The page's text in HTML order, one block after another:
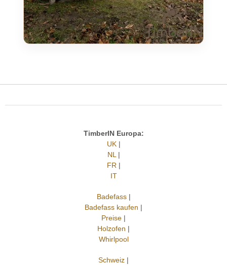
TimberIN Europa:
UK|
NL |
FR |
IT
Badefass|
Badefass kaufen |
Preise |
Holzofen |
Whirlpool
Schweiz |